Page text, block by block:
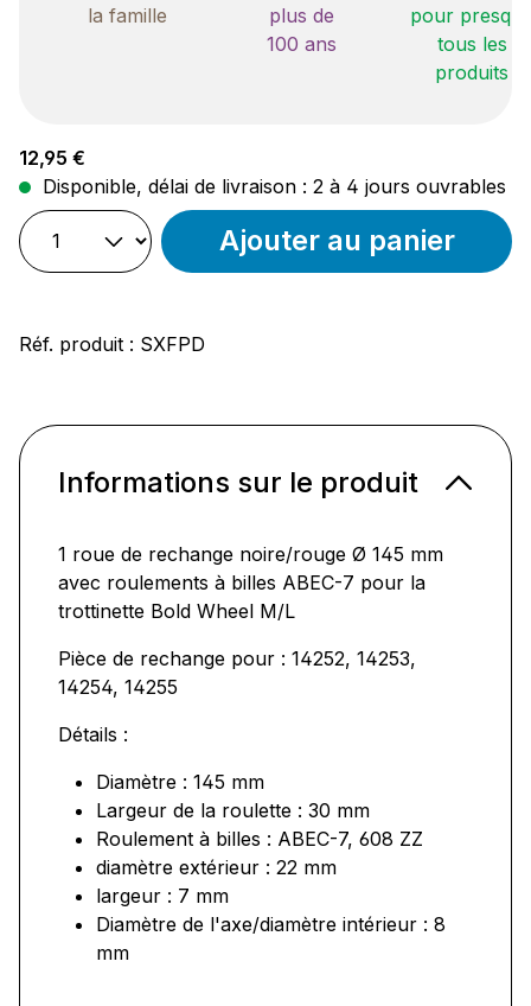
la famille
plus de
100 ans
pour
tous les
produits
Prix régulier :
12,95 €
Disponible, délai de livraison : 2 à 4 jours ouvrables
Ajouter au panier
Réf. produit : SXFPD
Informations sur le produit
1 roue de rechange noire/rouge Ø 145 mm
avec roulements à billes ABEC-7 pour la
trottinette Bold Wheel M/L
Pièce de rechange pour : 14252, 14253,
14254, 14255
Détails :
Diamètre : 145 mm
Largeur de la roulette : 30 mm
Roulement à billes : ABEC-7, 608 ZZ
diamètre extérieur : 22 mm
largeur : 7 mm
Diamètre de l'axe/diamètre intérieur : 8
mm